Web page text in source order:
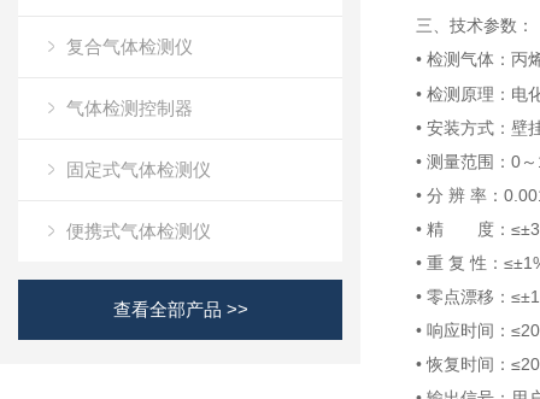
复合气体检测仪
气体检测控制器
固定式气体检测仪
便携式气体检测仪
查看全部产品 >>
三、技术参数：
• 检测气体： 丙
• 检测原理：电
• 安装方式：壁
• 测量范围：0
• 分 辨 率：
• 精 度：
• 重 复 性：
• 零点漂移：
• 响应时间：
• 恢复时间：